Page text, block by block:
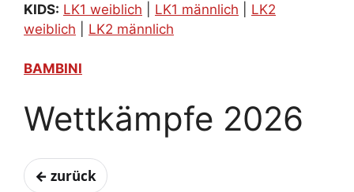
KIDS: LK1 weiblich LK1 männlich
LK2
weiblich
LK2 männlich
BAMBINI
Wettkämpfe 2026
← zurück